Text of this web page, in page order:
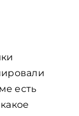
есть